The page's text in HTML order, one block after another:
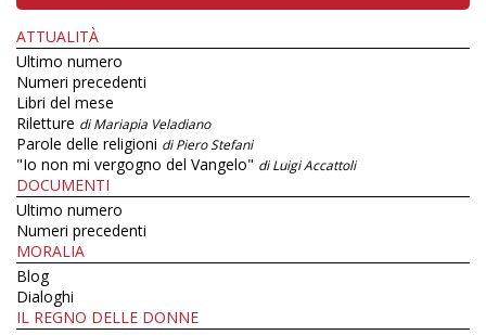
ATTUALITÀ
Ultimo numero
Numeri precedenti
Libri del mese
Riletture di Mariapia Veladiano
Parole delle religioni di Piero Stefani
"Io non mi vergogno del Vangelo" di Luigi Accattoli
DOCUMENTI
Ultimo numero
Numeri precedenti
MORALIA
Blog
Dialoghi
IL REGNO DELLE DONNE